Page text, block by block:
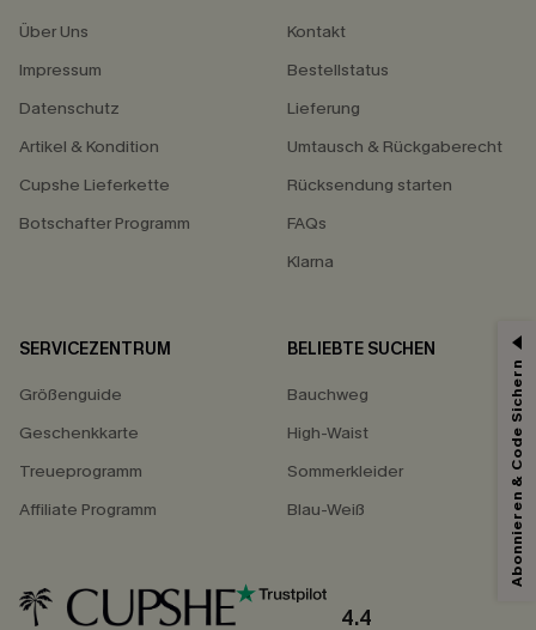
Über Uns
Impressum
Datenschutz
Artikel & Kondition
Cupshe Lieferkette
Botschafter Programm
Kontakt
Bestellstatus
Lieferung
Umtausch & Rückgaberecht
Rücksendung starten
FAQs
Klarna
SERVICEZENTRUM
Größenguide
Geschenkkarte
Treueprogramm
Affiliate Programm
BELIEBTE SUCHEN
Bauchweg
High-Waist
Sommerkleider
Blau-Weiß
4.4
15% ERHALTEN
15% ohne MBW für E-Mail-Abonnenten.
*Ein Code pro Bestellung. Jeder Code ist einmal gültig.
undDatenschutzbestimmungen. Sie können sich jederzeit abmelden.
Abonnieren & Code Sichern